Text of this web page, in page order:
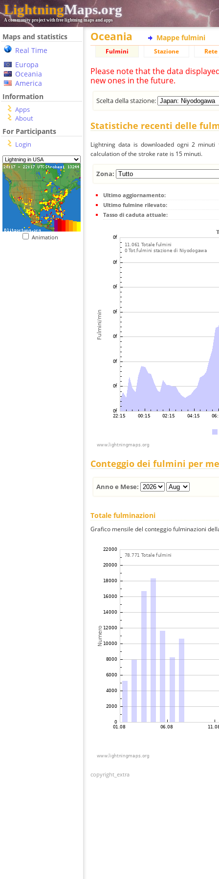
LightningMaps.org
A community project with free lightning maps and apps
Maps and statistics
Real Time
Europa
Oceania
America
Information
Apps
About
For Participants
Login
Animation
Oceania Mappe fulmini
Fulmini Stazione
Please note that the data
new ones in the future.
Scelta della stazione:
Statistiche recenti delle
Lightning data is downloaded ogni 2
calculation of the stroke rate is 15 minuti.
Zona:
Ultimo aggiornamento:
Ultimo fulmine rilevato:
Tasso di caduta attuale:
Conteggio dei fulmini per
Anno e Mese:
Totale fulminazioni
Grafico mensile del conteggio fulminazioni
copyright_extra